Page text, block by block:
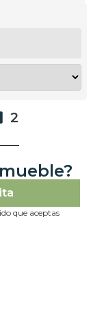
2
que aceptas